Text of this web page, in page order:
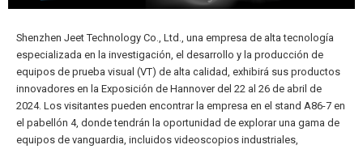
Shenzhen Jeet Technology Co., Ltd., una empresa de alta tecnología
especializada en la investigación, el desarrollo y la producción de
equipos de prueba visual (VT) de alta calidad, exhibirá sus productos
innovadores en la Exposición de Hannover del 22 al 26 de abril de
2024. Los visitantes pueden encontrar la empresa en el stand A86-7 en
el pabellón 4, donde tendrán la oportunidad de explorar una gama de
equipos de vanguardia, incluidos videoscopios industriales,